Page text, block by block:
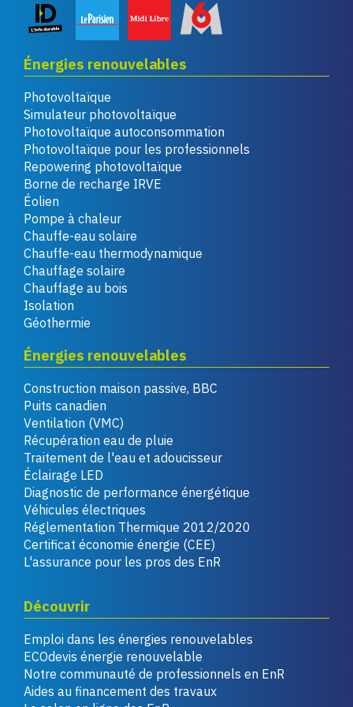
Énergies renouvelables
Photovoltaïque
Simulateur photovoltaïque
Photovoltaïque autoconsommation
Photovoltaïque pour les professionnels
Repowering photovoltaïque
Borne de recharge IRVE
Éolien
Pompe à chaleur
Chauffe-eau solaire
Chauffe-eau thermodynamique
Chauffage solaire
Chauffage au bois
Isolation
Géothermie
Énergies renouvelables
Construction maison passive, BBC
Puits canadien
Ventilation (VMC)
Récupération eau de pluie
Traitement de l'eau et adoucisseur
Éclairage LED
Diagnostic de performance énergétique
Véhicules électriques
Réglementation Thermique 2012/2020
Certificat économie énergie (CEE)
L'assurance pour les pros des EnR
Découvrir
Emploi dans les énergies renouvelables
ECOdevis énergie renouvelable
Notre communauté de professionnels en EnR
Aides au financement des travaux